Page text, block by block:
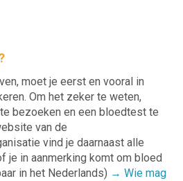
moet je eerst en vooral in
Om het zeker te weten,
bezoeken en een bloedtest te
van de
vind je daarnaast alle
je in aanmerking komt om bloed
in het Nederlands) → Wie mag